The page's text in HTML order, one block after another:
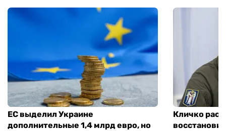
ЕС выделил Украине
дополнительные 1,4 млрд евро, но
Кличко